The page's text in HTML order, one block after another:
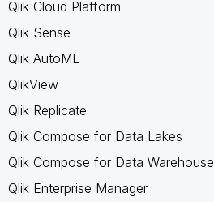
Qlik Cloud Platform
Qlik Sense
Qlik AutoML
QlikView
Qlik Replicate
Qlik Compose for Data Lakes
Qlik Compose for Data Warehouse
Qlik Enterprise Manager